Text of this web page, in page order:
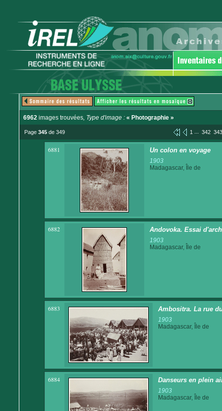
6962 images trouvées, Type d'image : « Photographie »
Page 345 de 349 1 ... 342
6881 Un colon en voyage
1903
Madagascar, Île de
6882 Andovoka. Essai
1903
Madagascar, Île de
6883 Ambositra. La rue
1903
Madagascar, Île de
6884 Danseurs en plein
1903
Madagascar, Île de